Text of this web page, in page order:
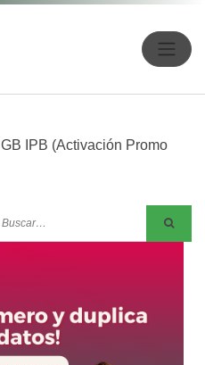
IPB (Activación Promo